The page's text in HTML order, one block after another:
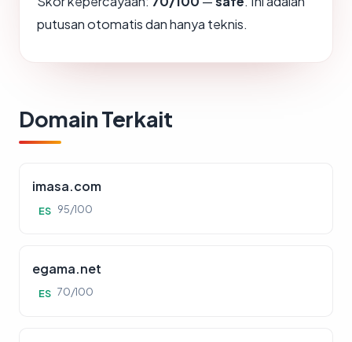
putusan otomatis dan hanya teknis.
Domain Terkait
imasa.com
ES 95/100
egama.net
ES 70/100